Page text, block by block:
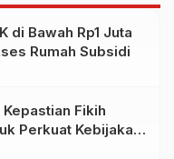
di Bawah Rp1 Juta
Rumah Subsidi
Fikih
Perkuat Kebijakan